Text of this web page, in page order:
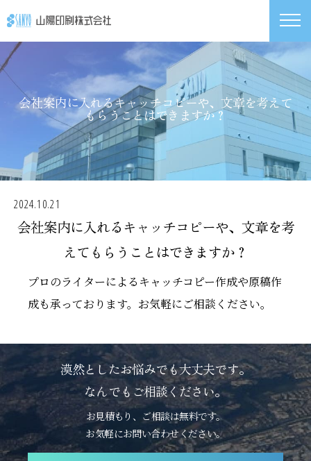
会社案内に入れるキャッチコピーや、文章を考えて
もらうことはできますか？
2024.10.21
会社案内に入れるキャッチコピーや、文章を考
えてもらうことはできますか？
プロのライターによるキャッチコピー作成や原稿作
成も承っております。お気軽にご相談ください。
漠然としたお悩みでも大丈夫です。
なんでもご相談ください。
お見積もり、ご相談は無料です。
お気軽にお問い合わせください。